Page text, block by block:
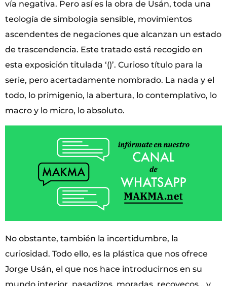
vía negativa. Pero así es la obra de Usán, toda una
teología de simbología sensible, movimientos
ascendentes de negaciones que alcanzan un estado
de trascendencia. Este tratado está recogido en
esta exposición titulada ‘()’. Curioso título para la
serie, pero acertadamente nombrado. La nada y el
todo, lo primigenio, la abertura, lo contemplativo, lo
macro y lo micro, lo absoluto.
No obstante, también la incertidumbre, la
curiosidad. Todo ello, es la plástica que nos ofrece
Jorge Usán, el que nos hace introducirnos en su